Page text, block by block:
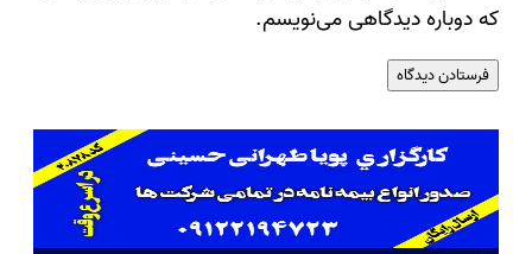
که دوباره دیدگاهی می‌نویسم.